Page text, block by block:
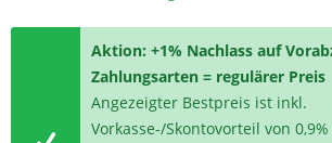
Aktion: +1% Nachlass auf
Zahlungsarten = regulärer Preis
Angezeigter Bestpreis ist inkl.
Vorkasse-/Skontovorteil von